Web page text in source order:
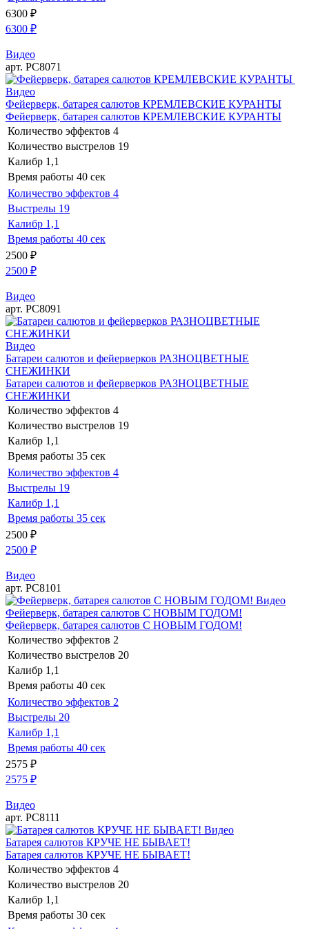
6300 ₽
6300 ₽
Видео
арт. РС8071
Видео
Фейерверк, батарея салютов КРЕМЛЕВСКИЕ КУРАНТЫ
Фейерверк, батарея салютов КРЕМЛЕВСКИЕ КУРАНТЫ
Количество эффектов 4
Количество выстрелов 19
Калибр 1,1
Время работы 40 сек
Количество эффектов 4
Выстрелы 19
Калибр 1,1
Время работы 40 сек
2500 ₽
2500 ₽
Видео
арт. РС8091
Видео
Батареи салютов и фейерверков РАЗНОЦВЕТНЫЕ
СНЕЖИНКИ
Батареи салютов и фейерверков РАЗНОЦВЕТНЫЕ
СНЕЖИНКИ
Количество эффектов 4
Количество выстрелов 19
Калибр 1,1
Время работы 35 сек
Количество эффектов 4
Выстрелы 19
Калибр 1,1
Время работы 35 сек
2500 ₽
2500 ₽
Видео
арт. РС8101
Видео
Фейерверк, батарея салютов С НОВЫМ ГОДОМ!
Фейерверк, батарея салютов С НОВЫМ ГОДОМ!
Количество эффектов 2
Количество выстрелов 20
Калибр 1,1
Время работы 40 сек
Количество эффектов 2
Выстрелы 20
Калибр 1,1
Время работы 40 сек
2575 ₽
2575 ₽
Видео
арт. РС8111
Видео
Батарея салютов КРУЧЕ НЕ БЫВАЕТ!
Батарея салютов КРУЧЕ НЕ БЫВАЕТ!
Количество эффектов 4
Количество выстрелов 20
Калибр 1,1
Время работы 30 сек